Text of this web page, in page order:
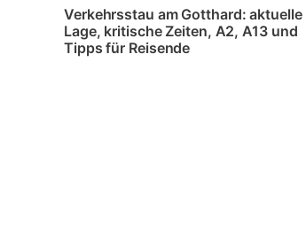
Verkehrsstau am Gotthard: aktuelle
Lage, kritische Zeiten, A2, A13 und
Tipps für Reisende